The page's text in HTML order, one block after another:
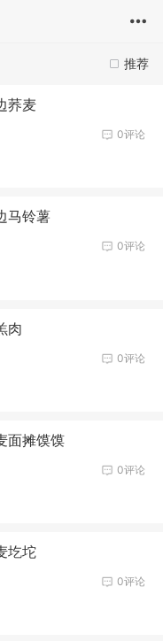
推荐
荞麦
0评论
马铃薯
0评论
肉
0评论
面摊馍馍
0评论
圪坨
0评论